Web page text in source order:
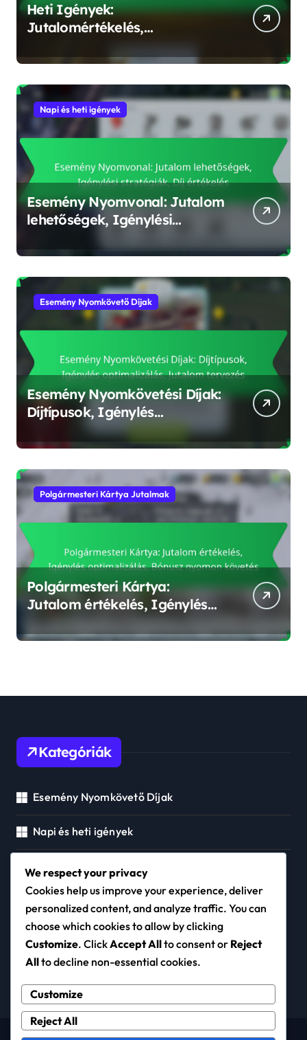
Heti Igények:
Jutalomértékelés,
Igénystratégiák, Erőforrás-
stratégiák
Napi és heti igények
Esemény Nyomvonal: Jutalom
lehetőségek, Igénylési
Esemény Nyomkövető Díjak
Esemény Nyomkövetési Díjak:
Díjtípusok, Igénylés
optimalizálás, Jutalom
tervezés
Polgármesteri Kártya Jutalmak
Polgármesteri Kártya:
Jutalom értékelés, Igénylés
optimalizálás, Bónusz
nyomon követés
Kategóriák
Esemény Nyomkövető Díjak
Napi és heti igények
Polgármesteri Kártya Jutalmak
ghettoradio.hu
We respect your privacy
Cookies help us improve your experience, deliver
personalized content, and analyze traffic. You can
choose which cookies to allow by clicking
Customize. ClickAccept Allto consent or Reject
Allto decline non-essential cookies.
Customize
Reject All